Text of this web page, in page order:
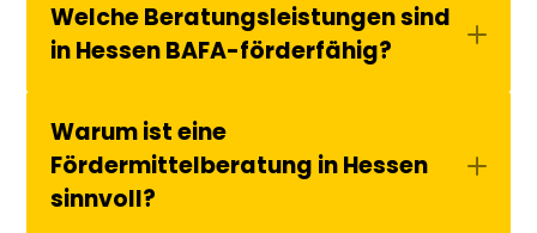
Welche Beratungsleistungen sind
in Hessen BAFA-förderfähig?
Warum ist eine
Fördermittelberatung in Hessen
sinnvoll?